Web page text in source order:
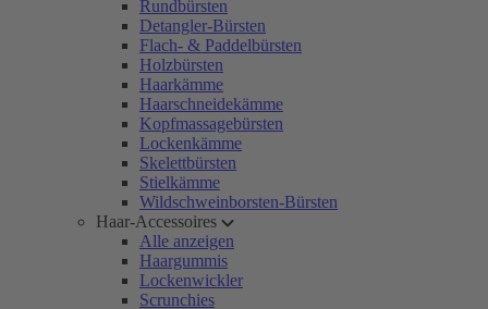
Rundbürsten
Detangler-Bürsten
Flach- & Paddelbürsten
Holzbürsten
Haarkämme
Haarschneidekämme
Kopfmassagebürsten
Lockenkämme
Skelettbürsten
Stielkämme
Wildschweinborsten-Bürsten
Haar-Accessoires
Alle anzeigen
Haargummis
Lockenwickler
Scrunchies